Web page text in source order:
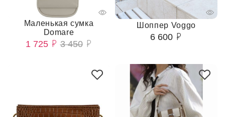
Маленькая сумка
Domare
1 725 3 450
Шоппер Voggo
6 600